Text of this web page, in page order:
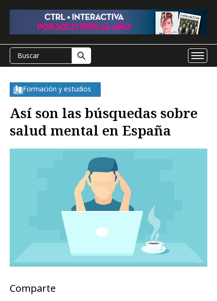
Formación y estudios
Así son las búsquedas sobre
salud mental en España
Comparte